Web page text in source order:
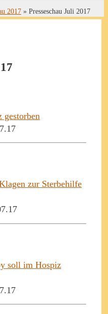
2017 » Presseschau Juli 2017
zur Sterbehilfe
soll im Hospiz